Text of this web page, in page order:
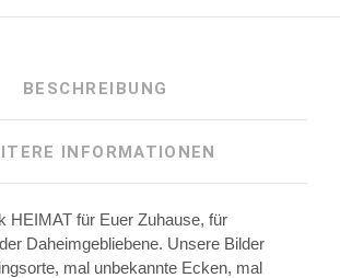
BESCHREIBUNG
INFORMATIONEN
HEIMAT für Euer Zuhause, für
Daheimgebliebene. Unsere Bilder
mal unbekannte Ecken, mal